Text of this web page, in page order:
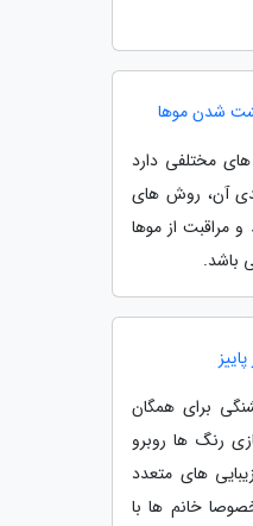
مختلفی دارد
آن، روش های
مراقبت از موها
باشد.
برای همگان
رنگ ها روبرو
های متعدد
خانم ها با